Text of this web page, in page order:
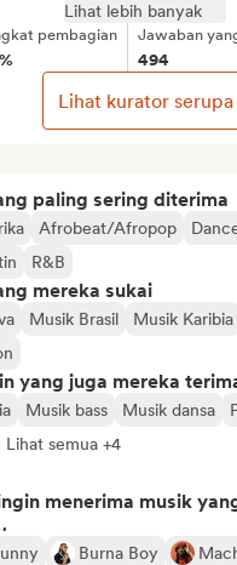
paling sering diterima
Afrobeat/Afropop
R&B
mereka sukai
Musik Brasil Musik Karibia
yang juga mereka
Musik bass Musik dansa
Lihat semua +4
menerima musik
Burna Boy
Lihat lebih banyak
pembagian Jawaban
494
Lihat kurator serupa